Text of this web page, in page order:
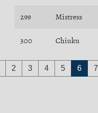
299 Mistress
300 Chiuku
2 3 4 5 6 7